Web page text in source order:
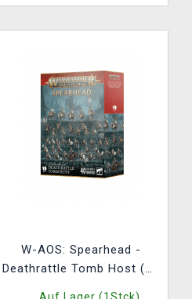
W-AOS: Spearhead -
Deathrattle Tomb Host (40